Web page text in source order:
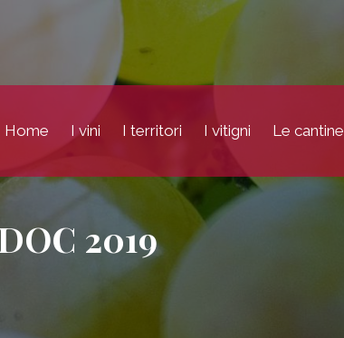
Home I vini I territori I vitigni Le cantine
2019